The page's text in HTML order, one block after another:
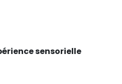
sensorielle